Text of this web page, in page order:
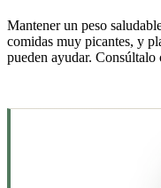
Mantener un peso
comidas muy picantes, y
pueden ayudar. Consúltalo